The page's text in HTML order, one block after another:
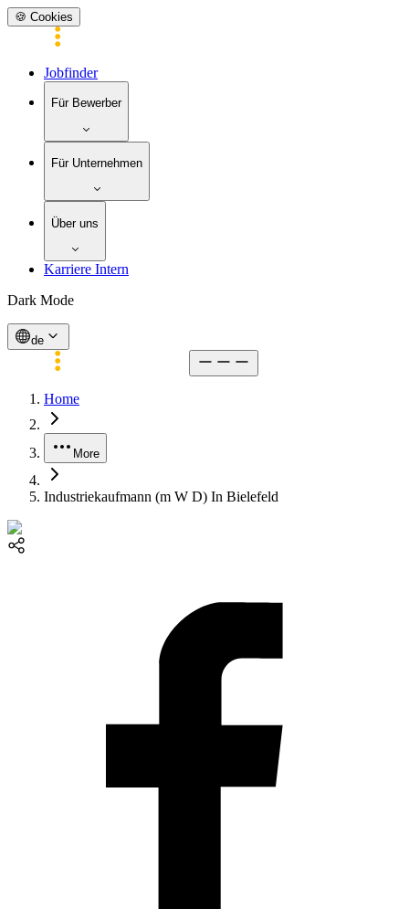
🍪 Cookies
Jobfinder
Für Bewerber
Für Unternehmen
Über uns
Karriere Intern
Dark Mode
de
Home
More
Industriekaufmann (m W D) In Bielefeld